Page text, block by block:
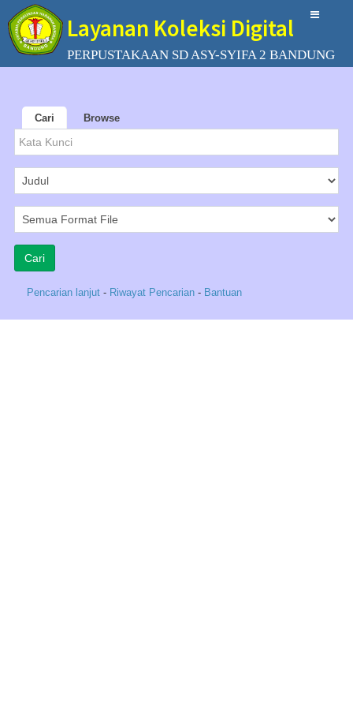
Layanan Koleksi Digital
PERPUSTAKAAN SD ASY-SYIFA 2 BANDUNG
Cari Browse
Pencarian lanjut - Riwayat Pencarian - Bantuan